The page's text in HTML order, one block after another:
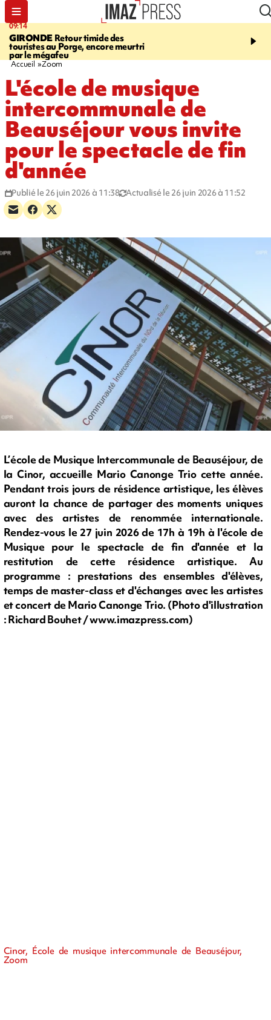
09:14
GIRONDE Retour timide des
touristes au Porge, encore meurtri
par le mégafeu
13:09
Des
font cinq morts en
Accueil Zoom
L'école de musique
intercommunale de
Beauséjour vous invite
pour le spectacle de fin
d'année
Publié le 26 juin 2026 à 11:38 Actualisé le 26 juin 2026 à 11:52
L’école de Musique Intercommunale de Beauséjour, de
la Cinor, accueille Mario Canonge Trio cette année.
Pendant trois jours de résidence artistique, les élèves
auront la chance de partager des moments uniques
avec des artistes de renommée internationale.
Rendez-vous le 27 juin 2026 de 17h à 19h à l'école de
Musique pour le spectacle de fin d'année et la
restitution de cette résidence artistique. Au
programme : prestations des ensembles d'élèves,
temps de master-class et d'échanges avec les artistes
et concert de Mario Canonge Trio. (Photo d'illustration
: Richard Bouhet / www.imazpress.com)
Cinor, École de musique intercommunale de Beauséjour,
Zoom